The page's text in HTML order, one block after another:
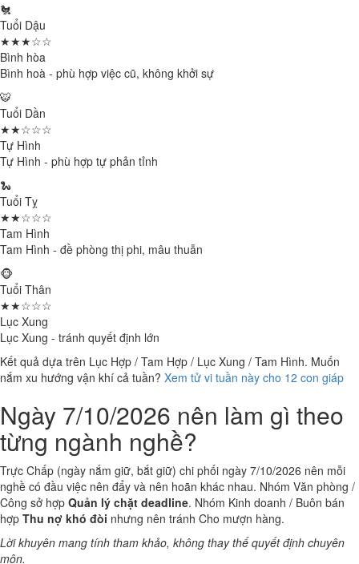
🐔
Tuổi Dậu
★★★☆☆
Bình hòa
Bình hoà - phù hợp việc cũ, không khởi sự
🐯
Tuổi Dần
★★☆☆☆
Tự Hình
Tự Hình - phù hợp tự phản tỉnh
🐍
Tuổi Tỵ
★★☆☆☆
Tam Hình
Tam Hình - đề phòng thị phi, mâu thuẫn
🐵
Tuổi Thân
★★☆☆☆
Lục Xung
Lục Xung - tránh quyết định lớn
Kết quả dựa trên Lục Hợp / Tam Hợp / Lục Xung / Tam Hình. Muốn
nắm xu hướng vận khí cả tuần? Xem tử vi tuần này cho 12 con giáp
Ngày 7/10/2026 nên làm gì theo
từng ngành nghề?
Trực Chấp (ngày nắm giữ, bắt giữ) chi phối ngày 7/10/2026 nên mỗi
nghề có đầu việc nên đẩy và nên hoãn khác nhau. Nhóm Văn phòng /
Công sở hợp Quản lý chặt deadline. Nhóm Kinh doanh / Buôn bán
hợp Thu nợ khó đòi nhưng nên tránh Cho mượn hàng.
Lời khuyên mang tính tham khảo, không thay thế quyết định chuyên
môn.